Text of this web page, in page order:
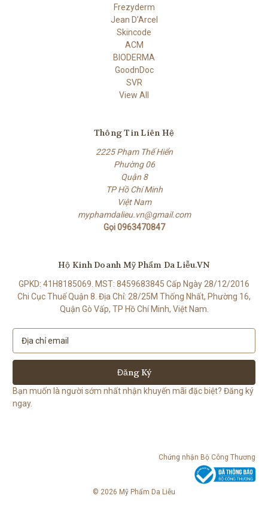
Frezyderm
Jean D’Arcel
Skincode
ACM
BIODERMA
GoodnDoc
SVR
View All
Thông Tin Liên Hệ
2225 Phạm Thế Hiển
Phường 06
Quận 8
TP Hồ Chí Minh
Việt Nam
myphamdalieu.vn@gmail.com
Gọi 0963470847
Hộ Kinh Doanh Mỹ Phẩm Da Liễu.VN
GPKD: 41H8185069. MST: 8459683845 Cấp Ngày 28/12/2016
Chi Cục Thuế Quận 8. Địa Chỉ: 28/25M Thống Nhất, Phường 16,
Quận Gò Vấp, TP Hồ Chí Minh, Việt Nam.
a
l
A
d
Bạn muốn là người sớm nhất nhận khuyến mãi đặc biệt? Đăng ký
ngay.
Chứng nhận Bộ Công Thương
© 2026 Mỹ Phẩm Da Liễu